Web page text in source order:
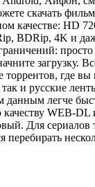
скачать
качестве: HD
BDRip, 4K и
загрузку.
торрентов, где
и русские
данным легче
качеству WEB-DL
Для сериалов
перебирать